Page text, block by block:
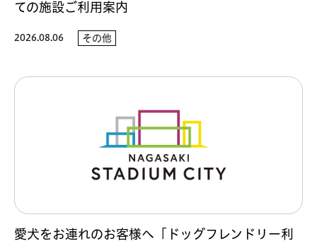
ての施設ご利用案内
2026.08.06 その他
愛犬をお連れのお客様へ「ドッグフレンドリー利